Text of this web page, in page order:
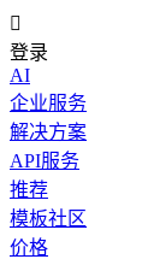

登录
AI
企业服务
解决方案
API服务
推荐
模板社区
价格